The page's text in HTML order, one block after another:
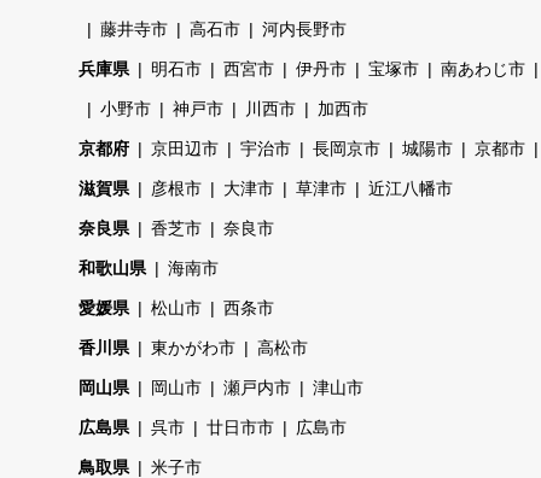
藤井寺市 高石市 河内長野市
兵庫県 明石市 西宮市 伊丹市 宝塚市 南あわじ市
小野市 神戸市 川西市 加西市
京都府 京田辺市 宇治市 長岡京市 城陽市 京都市
滋賀県 彦根市 大津市 草津市 近江八幡市
奈良県 香芝市 奈良市
和歌山県 海南市
愛媛県 松山市 西条市
香川県 東かがわ市 高松市
岡山県 岡山市 瀬戸内市 津山市
広島県 呉市 廿日市市 広島市
鳥取県 米子市